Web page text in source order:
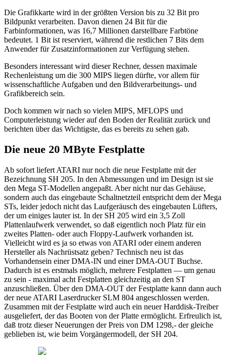
Die Grafikkarte wird in der größten Version bis zu 32 Bit pro
Bildpunkt verarbeiten. Davon dienen 24 Bit für die
Farbinformationen, was 16,7 Millionen darstellbare Farbtöne
bedeutet. 1 Bit ist reserviert, während die restlichen 7 Bits dem
Anwender für Zusatzinformationen zur Verfügung stehen.
Besonders interessant wird dieser Rechner, dessen maximale
Rechenleistung um die 300 MIPS liegen dürfte, vor allem für
wissenschaftliche Aufgaben und den Bildverarbeitungs- und
Grafikbereich sein.
Doch kommen wir nach so vielen MIPS, MFLOPS und
Computerleistung wieder auf den Boden der Realität zurück und
berichten über das Wichtigste, das es bereits zu sehen gab.
Die neue 20 MByte Festplatte
Ab sofort liefert ATARI nur noch die neue Festplatte mit der
Bezeichnung SH 205. In den Abmessungen und im Design ist sie
den Mega ST-Modellen angepaßt. Aber nicht nur das Gehäuse,
sondern auch das eingebaute Schaltnetzteil entspricht dem der Mega
STs, leider jedoch nicht das Laufgeräusch des eingebauten Lüfters,
der um einiges lauter ist. In der SH 205 wird ein 3,5 Zoll
Plattenlaufwerk verwendet, so daß eigentlich noch Platz für ein
zweites Platten- oder auch Floppy-Laufwerk vorhanden ist.
Vielleicht wird es ja so etwas von ATARI oder einem anderen
Hersteller als Nachrüstsatz geben? Technisch neu ist das
Vorhandensein einer DMA-IN und einer DMA-OUT Buchse.
Dadurch ist es erstmals möglich, mehrere Festplatten — um genau
zu sein - maximal acht Festplatten gleichzeitig an den ST
anzuschließen. Über den DMA-OUT der Festplatte kann dann auch
der neue ATARI Laserdrucker SLM 804 angeschlossen werden.
Zusammen mit der Festplatte wird auch ein neuer Harddisk-Treiber
ausgeliefert, der das Booten von der Platte ermöglicht. Erfreulich ist,
daß trotz dieser Neuerungen der Preis von DM 1298,- der gleiche
geblieben ist, wie beim Vorgängermodell, der SH 204.